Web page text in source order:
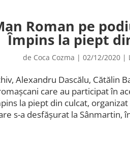
Roman pe
Împins la piept
de Coca Cozma | 02/12/2020 |
Alexandru Dascălu, Cătălin
care au participat în
la piept din culcat,
s-a desfăşurat la Sânmartin,